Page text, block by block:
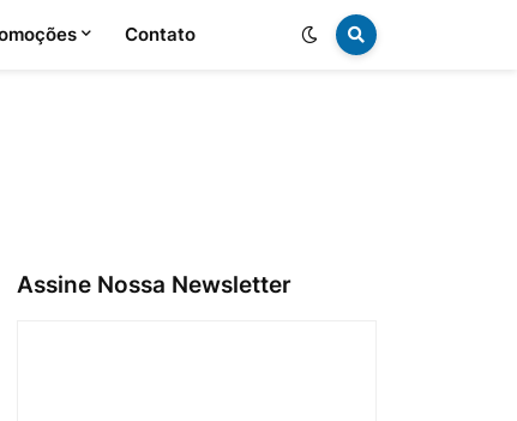
Contato
Assine Nossa Newsletter